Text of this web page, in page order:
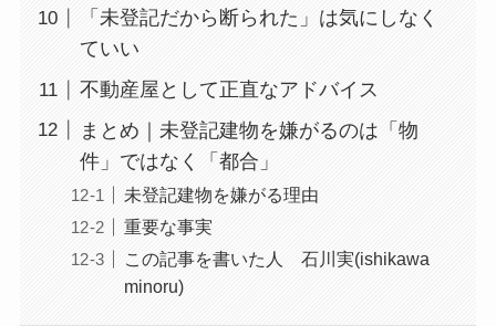
「未登記だから断られた」は気にしなく
ていい
不動産屋として正直なアドバイス
まとめ｜未登記建物を嫌がるのは「物
件」ではなく「都合」
未登記建物を嫌がる理由
重要な事実
この記事を書いた人 石川実(ishikawa
minoru)